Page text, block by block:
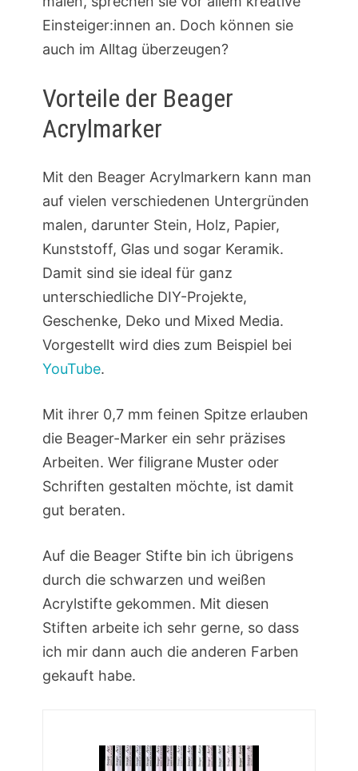
Einsteiger:innen an. Doch können sie
auch im Alltag überzeugen?
Vorteile der Beager
Acrylmarker
Mit den Beager Acrylmarkern kann man
auf vielen verschiedenen Untergründen
malen, darunter Stein, Holz, Papier,
Kunststoff, Glas und sogar Keramik.
Damit sind sie ideal für ganz
unterschiedliche DIY-Projekte,
Geschenke, Deko und Mixed Media.
Vorgestellt wird dies zum Beispiel bei
YouTube.
Mit ihrer 0,7 mm feinen Spitze erlauben
die Beager-Marker ein sehr präzises
Arbeiten. Wer filigrane Muster oder
Schriften gestalten möchte, ist damit
gut beraten.
Auf die Beager Stifte bin ich übrigens
durch die schwarzen und weißen
Acrylstifte gekommen. Mit diesen
Stiften arbeite ich sehr gerne, so dass
ich mir dann auch die anderen Farben
gekauft habe.